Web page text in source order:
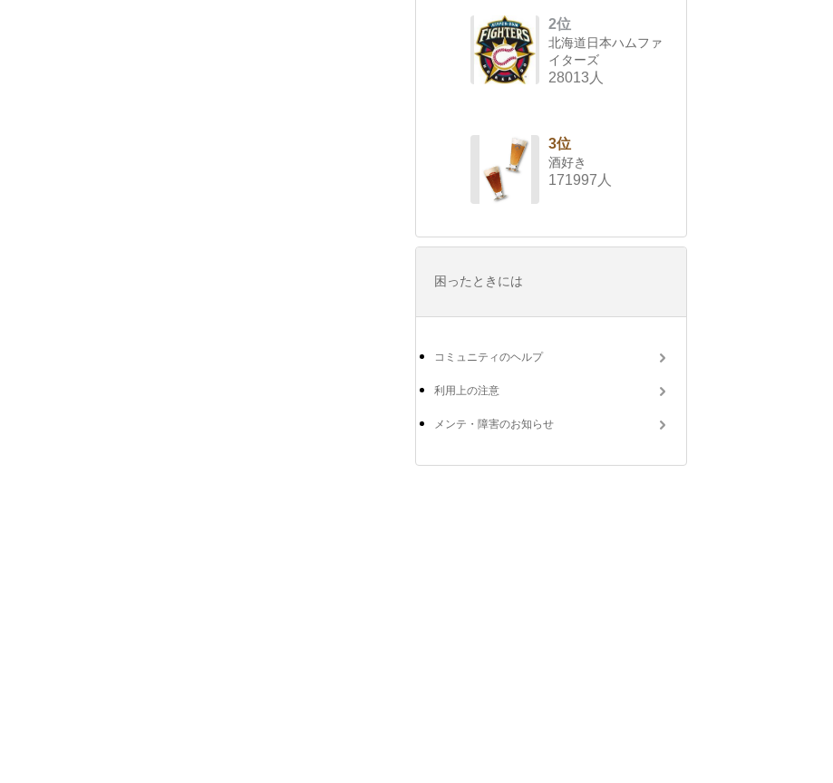
2位
北海道日本ハムファ
イターズ
28013人
3位
酒好き
171997人
困ったときには
コミュニティのヘルプ
利用上の注意
メンテ・障害のお知らせ